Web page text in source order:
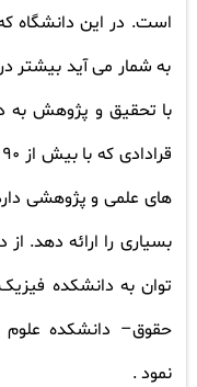
است. در این دانشگاه
به شمار می آید بیشتر
با تحقیق و پژوهش به
های علمی و پژوهشی
بسیاری را ارائه دهد.
توان به دانشکده
حقوق– دانشکده علوم
نمود .